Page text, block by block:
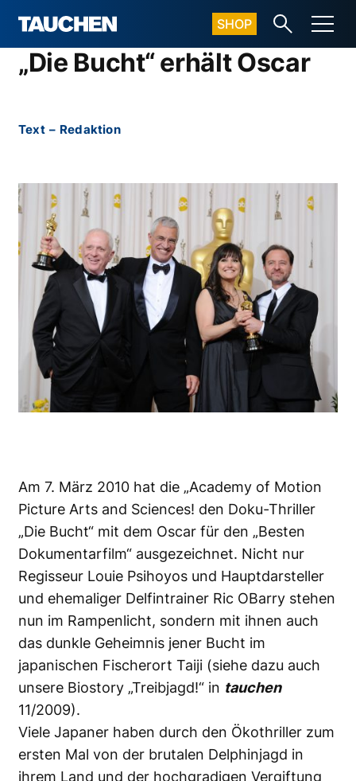
SHOP
„Die Bucht“ erhält Oscar
Text – Redaktion
Am 7. März 2010 hat die „Academy of Motion
Picture Arts and Sciences! den Doku-Thriller
„Die Bucht“ mit dem Oscar für den „Besten
Dokumentarfilm“ ausgezeichnet. Nicht nur
Regisseur Louie Psihoyos und Hauptdarsteller
und ehemaliger Delfintrainer Ric OBarry stehen
nun im Rampenlicht, sondern mit ihnen auch
das dunkle Geheimnis jener Bucht im
japanischen Fischerort Taiji (siehe dazu auch
unsere Biostory „Treibjagd!“ in tauchen
11/2009).
Viele Japaner haben durch den Ökothriller zum
ersten Mal von der brutalen Delphinjagd in
ihrem Land und der hochgradigen Vergiftung